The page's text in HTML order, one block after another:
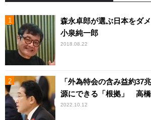
森永卓郎が選ぶ日本をダ
小泉純一郎
2018.08.22
「外為特会の含み益約37
源にできる「根拠」 高
2022.10.12